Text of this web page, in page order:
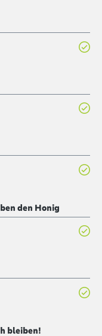
den Honig
bleiben!